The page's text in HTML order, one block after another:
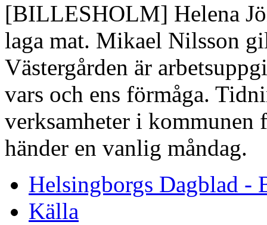
[BILLESHOLM] Helena
laga mat. Mikael Nilsson
Västergården är
vars och ens förmåga.
verksamheter i kommunen
händer en vanlig måndag.
Helsingborgs Dagblad -
Källa